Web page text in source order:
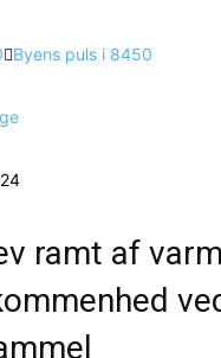
Byens puls i 8450
ramt af